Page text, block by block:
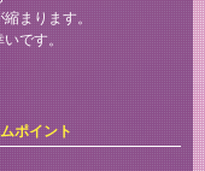
まります。
です。
ポイント